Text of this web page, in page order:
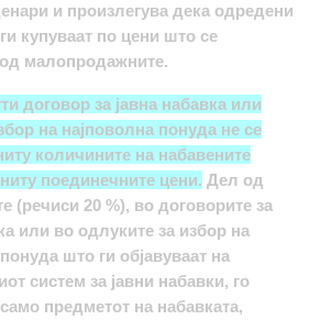
и произлегува дека одредени
купуваат по цени што се
малопродажните.
договор за јавна набавка или
на најповолна понуда не се
количините на набавените
поединечните цени. Дел од
(речиси 20 %), во договорите за
или во одлуките за избор на
што ги објавуваат на
систем за јавни набавки, го
предметот на набавката,